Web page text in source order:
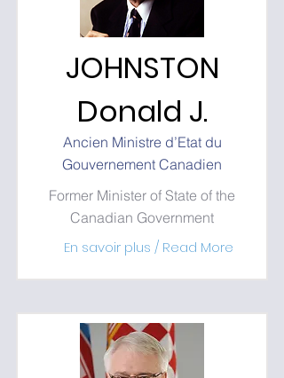
JOHNSTON
Donald J.
Ancien Ministre d’Etat du
Gouvernement Canadien
Former Minister of State of the
Canadian Government
En savoir plus / Read More